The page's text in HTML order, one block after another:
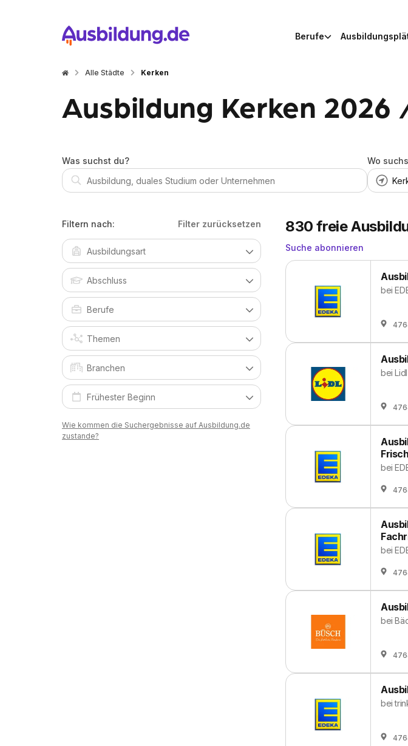
Berufe
Alle Städte Kerken
Ausbildung Kerken 2026
Was suchst du?
Wo
Filtern nach: Filter zurücksetzen
Wie kommen die Suchergebnisse auf Ausbildung.de
zustande?
830 freie
Suche abonnieren
bei
beiLidl
bei
bei
bei
bei